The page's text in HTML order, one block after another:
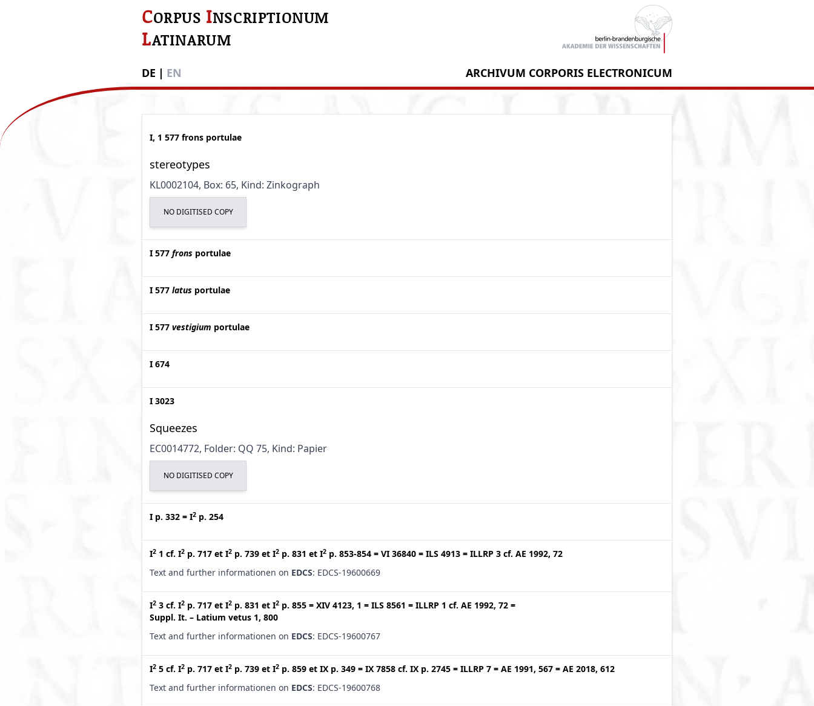
CORPUS INSCRIPTIONUM
LATINARUM
DE | EN ARCHIVUM CORPORIS ELECTRONICUM
I, 1 577 frons portulae
stereotypes
KL0002104, Box: 65, Kind: Zinkograph
NO DIGITISED COPY
I 577 frons portulae
I 577 latus portulae
I 577 vestigium portulae
I 674
I 3023
Squeezes
EC0014772, Folder: QQ 75, Kind: Papier
NO DIGITISED COPY
I p. 332 = I2 p. 254
I2 1 cf. I2 p. 717 et I2 p. 739 et I2 p. 831 et I2 p. 853-854 = VI 36840 = ILS 4913 = ILLRP 3 cf. AE 1992, 72
Text and further informationen on EDCS: EDCS-19600669
I2 3 cf. I2 p. 717 et I2 p. 831 et I2 p. 855 = XIV 4123, 1 = ILS 8561 = ILLRP 1 cf. AE 1992, 72 =
Suppl. It. – Latium vetus 1, 800
Text and further informationen on EDCS: EDCS-19600767
I2 5 cf. I2 p. 717 et I2 p. 739 et I2 p. 859 et IX p. 349 = IX 7858 cf. IX p. 2745 = ILLRP 7 = AE 1991, 567 = AE 2018, 612
Text and further informationen on EDCS: EDCS-19600768